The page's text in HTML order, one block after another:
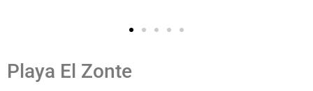
Playa El Zonte